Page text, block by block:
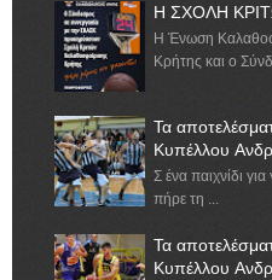
Η ΣΧΟΛΗ
Η Ένωση
Κρήτης και ο
Τα
Κυπέλλου
Σ ένα παιχνίδι
πήρε τη ...
Τα
Κυπέλλου